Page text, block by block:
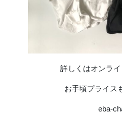
詳しくはオンライ
お手頃プライス
eba-